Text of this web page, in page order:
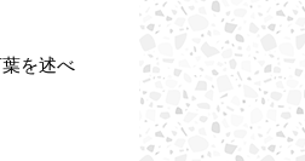
を述べ